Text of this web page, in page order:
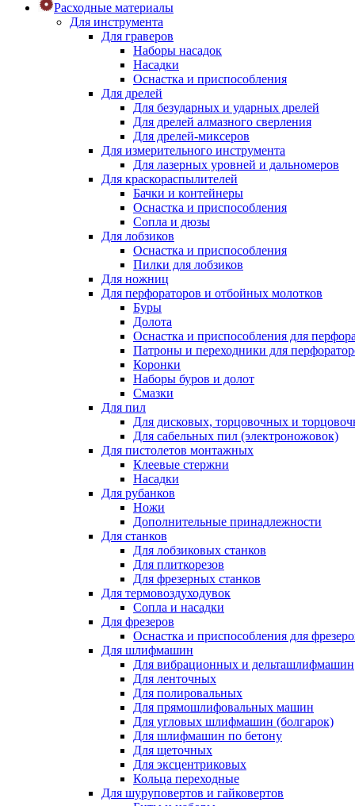
Расходные материалы
Для инструмента
Для граверов
Наборы насадок
Насадки
Оснастка и приспособления
Для дрелей
Для безударных и ударных дрелей
Для дрелей алмазного сверления
Для дрелей-миксеров
Для измерительного инструмента
Для лазерных уровней и дальномеров
Для краскораспылителей
Бачки и контейнеры
Оснастка и приспособления
Сопла и дюзы
Для лобзиков
Оснастка и приспособления
Пилки для лобзиков
Для ножниц
Для перфораторов и отбойных молотков
Буры
Долота
Оснастка и приспособления для
Патроны и переходники для
Коронки
Наборы буров и долот
Смазки
Для пил
Для дисковых, торцовочных и
Для сабельных пил (электроножовок)
Для пистолетов монтажных
Клеевые стержни
Насадки
Для рубанков
Ножи
Дополнительные принадлежности
Для станков
Для лобзиковых станков
Для плиткорезов
Для фрезерных станков
Для термовоздуходувок
Сопла и насадки
Для фрезеров
Оснастка и приспособления для
Для шлифмашин
Для вибрационных и дельташлифмашин
Для ленточных
Для полировальных
Для прямошлифовальных машин
Для угловых шлифмашин (болгарок)
Для шлифмашин по бетону
Для щеточных
Для эксцентриковых
Кольца переходные
Для шуруповертов и гайковертов